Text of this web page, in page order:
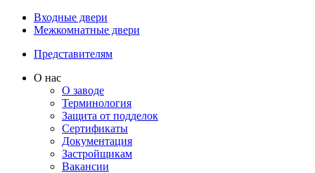
Входные двери
Межкомнатные двери
Представителям
О нас
О заводе
Терминология
Защита от подделок
Сертификаты
Документация
Застройщикам
Вакансии